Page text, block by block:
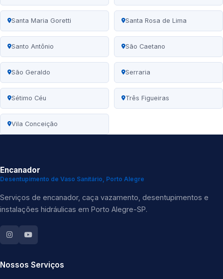
Santa Maria Goretti Santa Rosa de Lima
Santo Antônio São Caetano
São Geraldo Serraria
Sétimo Céu Três Figueiras
Vila Conceição
Encanador
Desentupimento de Vaso Sanitário, Porto Alegre
Serviços de encanador, caça vazamento, desentupimentos e
instalações hidráulicas em Porto Alegre-SP.
Nossos Serviços